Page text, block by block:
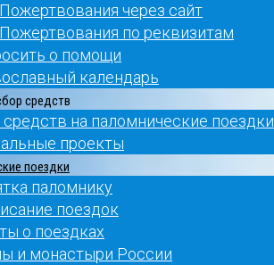
Пожертвования через сайт
Пожертвования по реквизитам
о помощи
календарь
средств
на паломнические поездки
проекты
поездки
паломнику
поездок
о поездках
и монастыри России